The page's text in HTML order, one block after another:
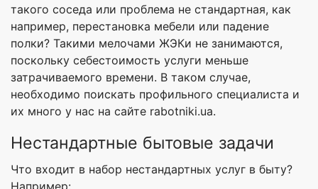
такого соседа или проблема не стандартная, как
например, перестановка мебели или падение
полки? Такими мелочами ЖЭКи не занимаются,
поскольку себестоимость услуги меньше
затрачиваемого времени. В таком случае,
необходимо поискать профильного специалиста и
их много у нас на сайте rabotniki.ua.
Нестандартные бытовые задачи
Что входит в набор нестандартных услуг в быту?
Например: